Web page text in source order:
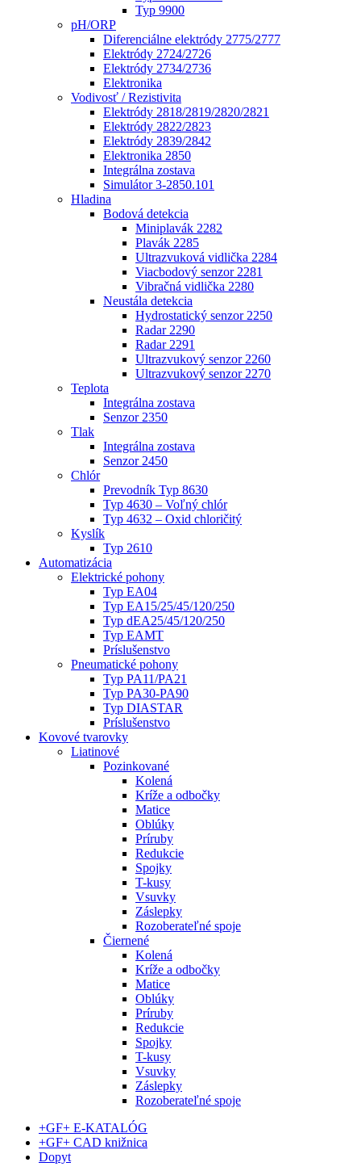
Typ 9900
pH/ORP
Diferenciálne elektródy 2775/2777
Elektródy 2724/2726
Elektródy 2734/2736
Elektronika
Vodivosť / Rezistivita
Elektródy 2818/2819/2820/2821
Elektródy 2822/2823
Elektródy 2839/2842
Elektronika 2850
Integrálna zostava
Simulátor 3-2850.101
Hladina
Bodová detekcia
Miniplavák 2282
Plavák 2285
Ultrazvuková vidlička 2284
Viacbodový senzor 2281
Vibračná vidlička 2280
Neustála detekcia
Hydrostatický senzor 2250
Radar 2290
Radar 2291
Ultrazvukový senzor 2260
Ultrazvukový senzor 2270
Teplota
Integrálna zostava
Senzor 2350
Tlak
Integrálna zostava
Senzor 2450
Chlór
Prevodník Typ 8630
Typ 4630 – Voľný chlór
Typ 4632 – Oxid chloričitý
Kyslík
Typ 2610
Automatizácia
Elektrické pohony
Typ EA04
Typ EA15/25/45/120/250
Typ dEA25/45/120/250
Typ EAMT
Príslušenstvo
Pneumatické pohony
Typ PA11/PA21
Typ PA30-PA90
Typ DIASTAR
Príslušenstvo
Kovové tvarovky
Liatinové
Pozinkované
Kolená
Kríže a odbočky
Matice
Oblúky
Príruby
Redukcie
Spojky
T-kusy
Vsuvky
Záslepky
Rozoberateľné spoje
Čiernené
Kolená
Kríže a odbočky
Matice
Oblúky
Príruby
Redukcie
Spojky
T-kusy
Vsuvky
Záslepky
Rozoberateľné spoje
+GF+ E-KATALÓG
+GF+ CAD knižnica
Dopyt